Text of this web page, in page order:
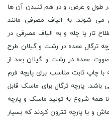
طول و عرض، و در هم تنیدن آن ها
شوند. به الیاف مصرفی مانند
تار یا چله و به الیاف مصرفی در
ترگال عمده در رشت و گیلان طرح
عمده در رشت و گیلان بعد از
چاپ ثابت مناسب برای پارچه فرم
پارچه ترگال برای ماسک قابل
همه شروع به تولید ماسک و پارچه
و یا پارچه تترون کردند که بسیار